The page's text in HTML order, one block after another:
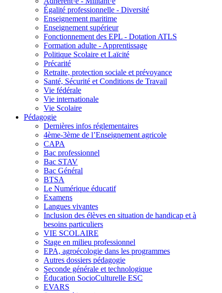
Égalité professionnelle - Diversité
Enseignement maritime
Enseignement supérieur
Fonctionnement des EPL - Dotation ATLS
Formation adulte - Apprentissage
Politique Scolaire et Laïcité
Précarité
Retraite, protection sociale et prévoyance
Santé, Sécurité et Conditions de Travail
Vie fédérale
Vie internationale
Vie Scolaire
Pédagogie
Dernières infos réglementaires
4ème-3ème de l’Enseignement agricole
CAPA
Bac professionnel
Bac STAV
Bac Général
BTSA
Le Numérique éducatif
Examens
Langues vivantes
Inclusion des élèves en situation de handicap et à
besoins particuliers
VIE SCOLAIRE
Stage en milieu professionnel
EPA, agroécologie dans les programmes
Autres dossiers pédagogie
Seconde générale et technologique
Éducation SocioCulturelle ESC
EVARS